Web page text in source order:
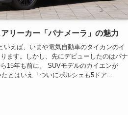
リーカー「パナメーラ」の魅力
いえば、いまや電気自動車のタイカンのイ
ます。しかし、先にデビューしたのはパナ
15年も前に。 SUVモデルのカイエンが
とはいえ「ついにポルシェも5ドア...